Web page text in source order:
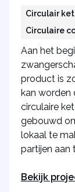
Circulair
Circulaire
Aan het
product is
kan worden
circulaire
gebouwd
lokaal te
partijen aan
Bekijk